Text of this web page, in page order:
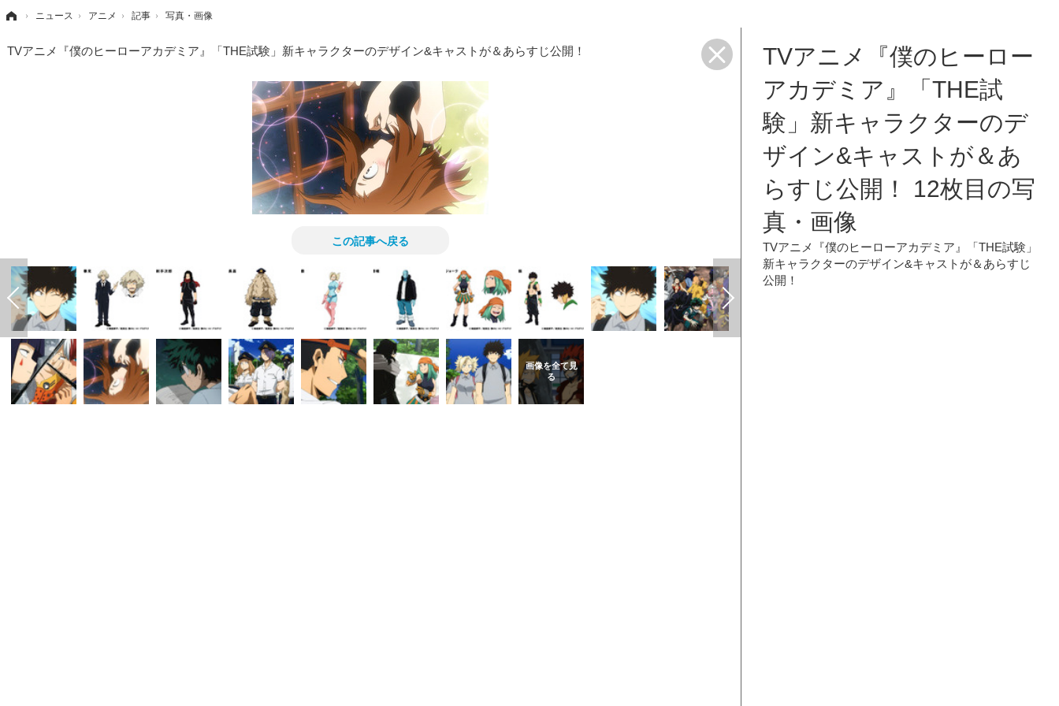
› ニュース › アニメ › 記事 › 写真・画像
TVアニメ『僕のヒーローアカデミア』「THE試験」新キャラクターのデザイン&キャストが＆あらすじ公開！
この記事へ戻る
TVアニメ『僕のヒーロー
アカデミア』「THE試
験」新キャラクターのデ
ザイン&キャストが＆あ
らすじ公開！ 12枚目の写
真・画像
TVアニメ『僕のヒーローアカデミア』「THE試験」
新キャラクターのデザイン&キャストが＆あらすじ
公開！